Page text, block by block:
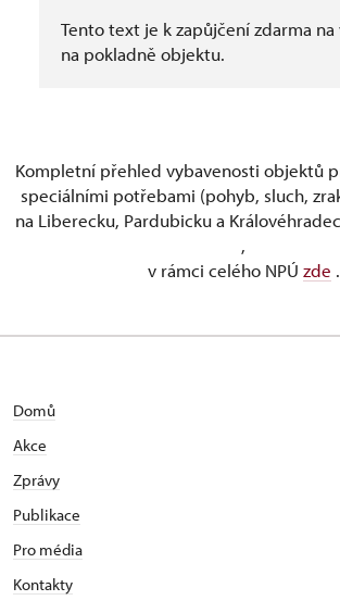
Tento text je k zapůjčení zdarma na
na pokladně objektu.
Kompletní přehled vybavenosti objektů
speciálními potřebami (pohyb, sluch,
na Liberecku, Pardubicku a
,
v rámci celého NPÚ zde .
Domů
Akce
Zprávy
Publikace
Pro média
Kontakty